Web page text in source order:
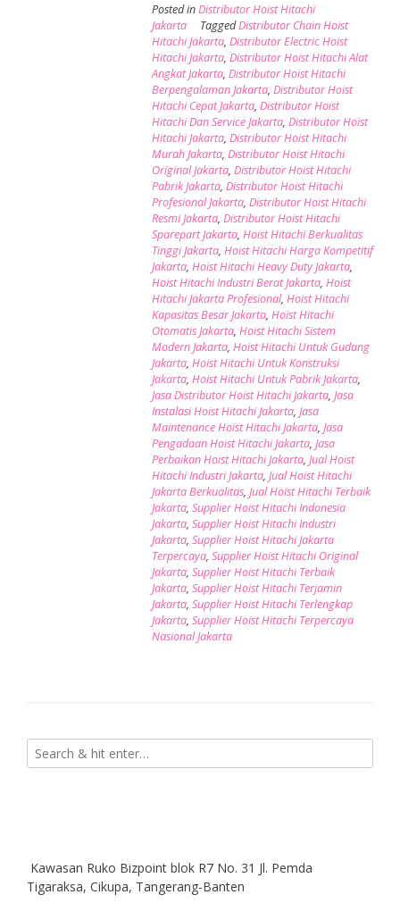
Posted inDistributor Hoist Hitachi
Jakarta
TaggedDistributor Chain Hoist
Hitachi Jakarta, Distributor Electric Hoist
Hitachi Jakarta, Distributor Hoist Hitachi Alat
Angkat Jakarta, Distributor Hoist Hitachi
Berpengalaman Jakarta, Distributor Hoist
Hitachi Cepat Jakarta, Distributor Hoist
Hitachi Dan Service Jakarta, Distributor Hoist
Hitachi Jakarta, Distributor Hoist Hitachi
Murah Jakarta, Distributor Hoist Hitachi
Original Jakarta, Distributor Hoist Hitachi
Pabrik Jakarta, Distributor Hoist Hitachi
Profesional Jakarta, Distributor Hoist Hitachi
Resmi Jakarta, Distributor Hoist Hitachi
Sparepart Jakarta, Hoist Hitachi Berkualitas
Tinggi Jakarta, Hoist Hitachi Harga Kompetitif
Jakarta, Hoist Hitachi Heavy Duty Jakarta,
Hoist Hitachi Industri Berat Jakarta, Hoist
Hitachi Jakarta Profesional, Hoist Hitachi
Kapasitas Besar Jakarta, Hoist Hitachi
Otomatis Jakarta, Hoist Hitachi Sistem
Modern Jakarta, Hoist Hitachi Untuk Gudang
Jakarta, Hoist Hitachi Untuk Konstruksi
Jakarta, Hoist Hitachi Untuk Pabrik Jakarta,
Jasa Distributor Hoist Hitachi Jakarta, Jasa
Instalasi Hoist Hitachi Jakarta, Jasa
Maintenance Hoist Hitachi Jakarta, Jasa
Pengadaan Hoist Hitachi Jakarta, Jasa
Perbaikan Hoist Hitachi Jakarta, Jual Hoist
Hitachi Industri Jakarta, Jual Hoist Hitachi
Jakarta Berkualitas, Jual Hoist Hitachi Terbaik
Jakarta, Supplier Hoist Hitachi Indonesia
Jakarta, Supplier Hoist Hitachi Industri
Jakarta, Supplier Hoist Hitachi Jakarta
Terpercaya, Supplier Hoist Hitachi Original
Jakarta, Supplier Hoist Hitachi Terbaik
Jakarta, Supplier Hoist Hitachi Terjamin
Jakarta, Supplier Hoist Hitachi Terlengkap
Jakarta, Supplier Hoist Hitachi Terpercaya
Nasional Jakarta
Kawasan Ruko Bizpoint blok R7 No. 31 Jl. Pemda
Tigaraksa, Cikupa, Tangerang-Banten